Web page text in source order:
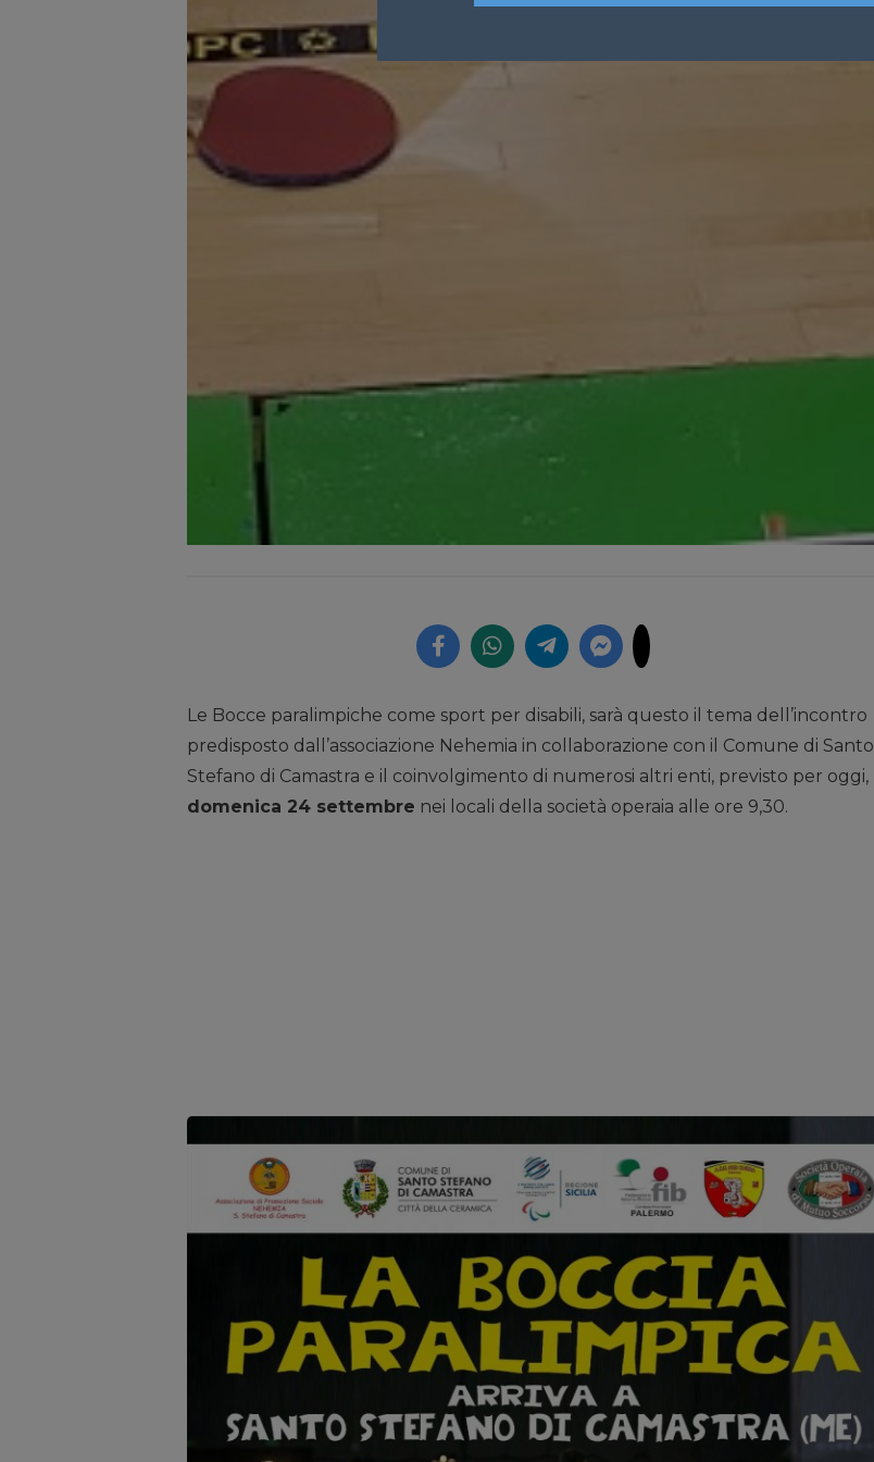
Le Bocce paralimpiche come sport per disabili, sarà questo il tema dell’incontro
predisposto dall’associazione Nehemia in collaborazione con il Comune di Santo
Stefano di Camastra e il coinvolgimento di numerosi altri enti, previsto per oggi,
domenica 24 settembre nei locali della società operaia alle ore 9,30.